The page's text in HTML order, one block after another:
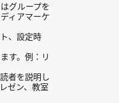
グループを
ィアマーケ
、設定時
す。例：リ
者を説明し
ゼン、教室